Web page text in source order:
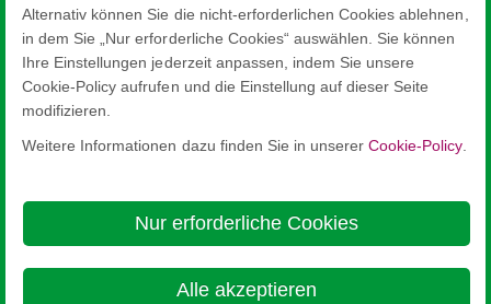
Design erleben
Aussicht genießen
Head Office - 3-5-27 Mita Minato-ku Tokyo
Alternativ können Sie die nicht-erforderlichen Cookies ablehnen,
in dem Sie „Nur erforderliche Cookies“ auswählen. Sie können
Ihre Einstellungen jederzeit anpassen, indem Sie unsere
Cookie-Policy aufrufen und die Einstellung auf dieser Seite
modifizieren.
Weitere Informationen dazu finden Sie in unsererCookie-Policy.
Nur erforderliche Cookies
Alle akzeptieren